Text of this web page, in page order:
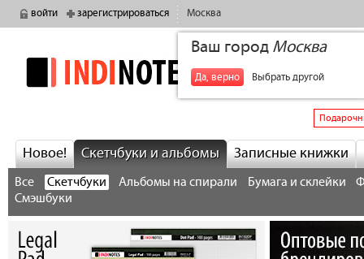
войти зарегистрироваться Москва
Ваш город Москва
Да, верно Выбрать другой
indinotes
Новое! Скетчбуки и альбомы Записные книжки
Все Скетчбуки Альбомы на спирали Бумага и склейки
Смэшбуки